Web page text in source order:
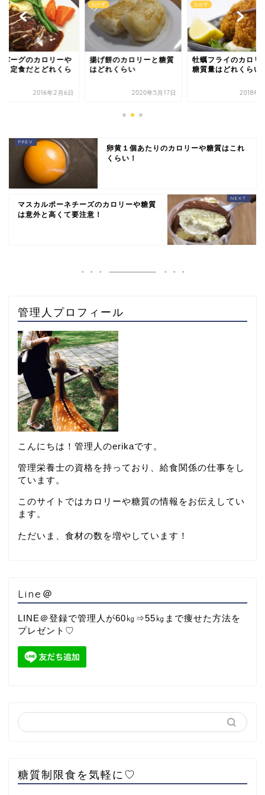
バーグのカロリーや
！定食だとどれくら
2016年2月6日
おかず
揚げ餅のカロリーと糖質
はどれくらい
2020年5月17日
おかず
牡蠣フライのカロリ
糖質量はどれくらい
2018年1
卵黄１個あたりのカロリーや糖質はこれ
くらい！
マスカルポーネチーズのカロリーや糖質
は意外と高くて要注意！
管理人プロフィール
こんにちは！管理人のerikaです。
管理栄養士の資格を持っており、給食関係の仕事をし
ています。
このサイトではカロリーや糖質の情報をお伝えしてい
ます。
ただいま、食材の数を増やしています！
Line＠
LINE＠登録で管理人が60㎏⇒55㎏まで痩せた方法を
プレゼント♡
糖質制限食を気軽に♡